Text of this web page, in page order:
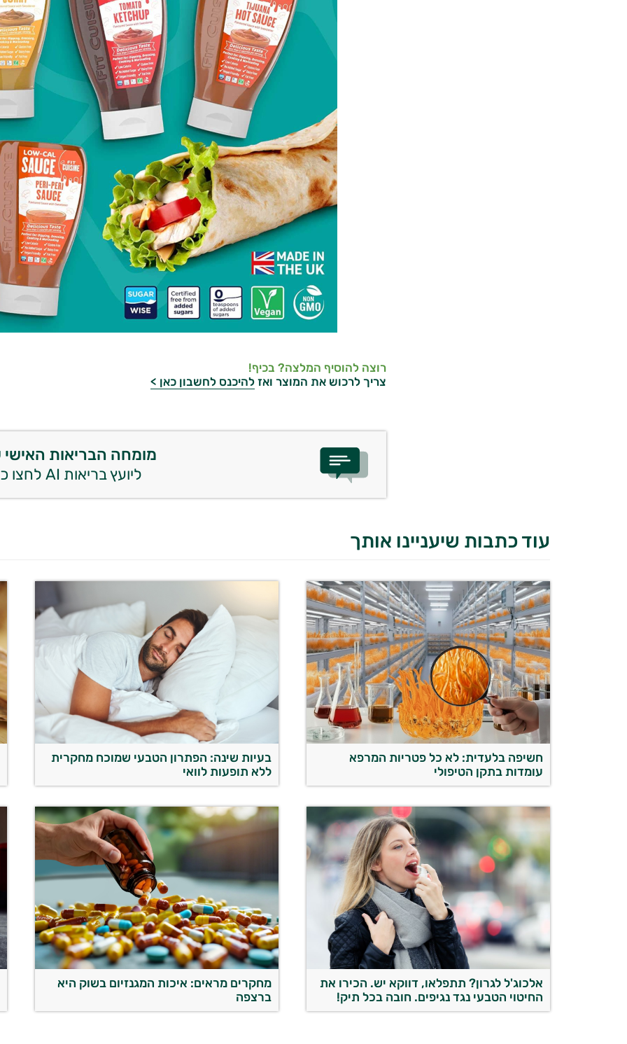
רוצה להוסיף המלצה? בכיף!
צריך לרכוש את המוצר ואז להיכנס לחשבון כאן >
מומחה הבריאות
ליועץ בריאות AI לחצו כאן
עוד כתבות שיעניינו אותך
חשיפה בלעדית: לא כל פטריות המרפא
עומדות בתקן הטיפולי
בעיות שינה: הפתרון הטבעי שמוכח מחקרית
ללא תופעות לוואי
אלכוג'ל לגרון? תתפלאו, דווקא יש. הכירו את
החיטוי הטבעי נגד נגיפים. חובה בכל תיק!
מחקרים מראים: איכות המגנזיום בשוק היא
ברצפה